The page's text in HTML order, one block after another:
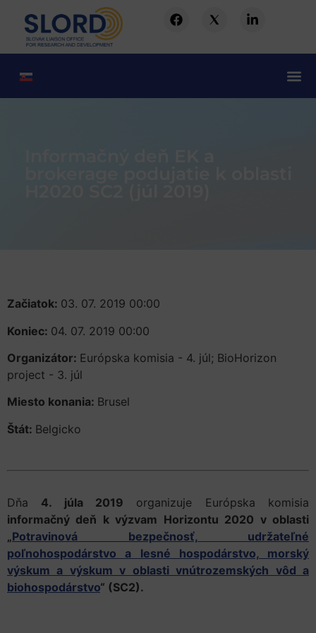
Začiatok: 03. 07. 2019 00:00
Koniec: 04. 07. 2019 00:00
Organizátor: Európska komisia - 4. júl; BioHorizon
project - 3. júl
Miesto konania: Brusel
Štát: Belgicko
Dňa 4. júla 2019 organizuje Európska komisia
informačný deň k výzvam Horizontu 2020 v oblasti
„Potravinová bezpečnosť, udržateľné
poľnohospodárstvo a lesné hospodárstvo, morský
výskum a výskum v oblasti vnútrozemských vôd a
biohospodárstvo“ (SC2).